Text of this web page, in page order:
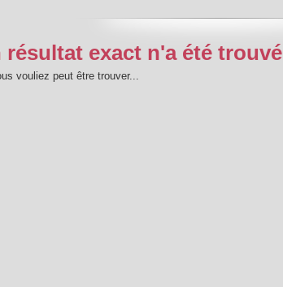
résultat exact n'a été trouvé
vouliez peut être trouver...